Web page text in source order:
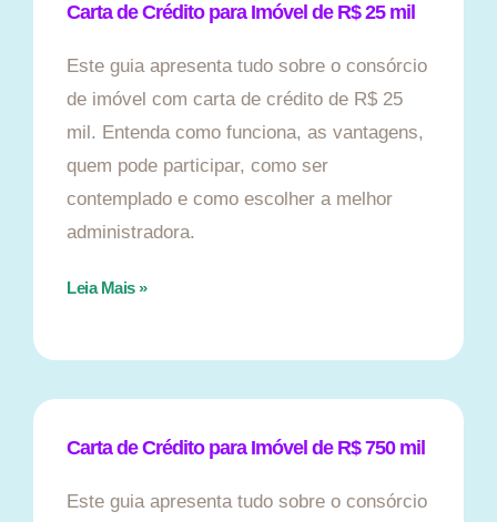
Carta de Crédito para Imóvel de R$ 25 mil
Este guia apresenta tudo sobre o consórcio
de imóvel com carta de crédito de R$ 25
mil. Entenda como funciona, as vantagens,
quem pode participar, como ser
contemplado e como escolher a melhor
administradora.
Leia Mais »
Carta de Crédito para Imóvel de R$ 750 mil
Este guia apresenta tudo sobre o consórcio